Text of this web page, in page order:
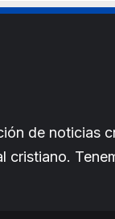
de noticias
cristiano.